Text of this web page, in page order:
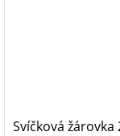
Svíčková